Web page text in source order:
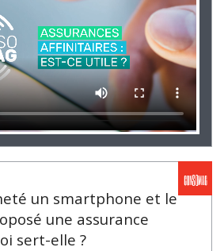
un smartphone et le
une assurance
sert-elle ?